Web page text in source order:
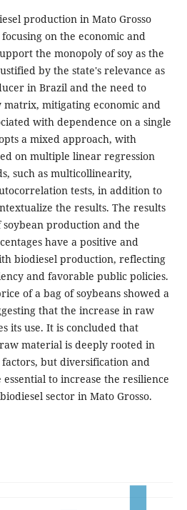
production in Mato Grosso
on the economic and
the monopoly of soy as the
by the state's relevance as
in Brazil and the need to
mitigating economic and
with dependence on a single
a mixed approach, with
on multiple linear regression
such as multicollinearity,
tests, in addition to
the results. The results
production and the
have a positive and
biodiesel production, reflecting
and favorable public policies.
of a bag of soybeans showed a
that the increase in raw
its use. It is concluded that
material is deeply rooted in
but diversification and
to increase the resilience
sector in Mato Grosso.